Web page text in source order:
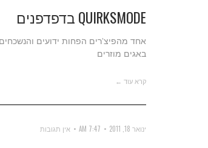
QUIRKSMODE בדפדפנים
אחד מהפיצ'רים הפחות ידועים
באגים מוזרים
קרא עוד ←
ינואר 18, 2011 7:47 AM אין תגובות